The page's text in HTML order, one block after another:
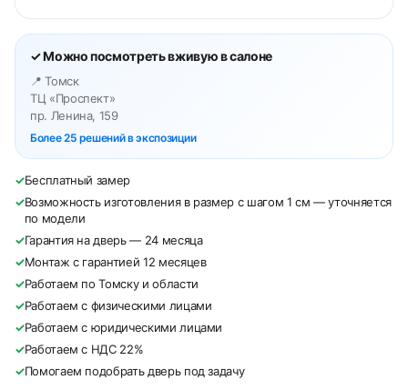
✓ Можно посмотреть вживую в салоне
📍 Томск
ТЦ «Проспект»
пр. Ленина, 159
Более 25 решений в экспозиции
✓Бесплатный замер
✓Возможность изготовления в размер с шагом 1 см — уточняется
по модели
✓Гарантия на дверь — 24 месяца
✓Монтаж с гарантией 12 месяцев
✓Работаем по Томску и области
✓Работаем с физическими лицами
✓Работаем с юридическими лицами
✓Работаем с НДС 22%
✓Помогаем подобрать дверь под задачу